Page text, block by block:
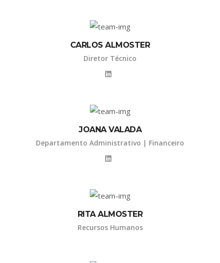
CARLOS ALMOSTER
Diretor Técnico
JOANA VALADA
Departamento Administrativo | Financeiro
RITA ALMOSTER
Recursos Humanos